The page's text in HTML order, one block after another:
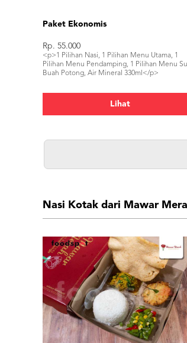
Paket Ekonomis
Rp. 55.000
<p>1 Pilihan Nasi, 1 Pilihan Menu Utama, 1
Pilihan Menu Pendamping, 1 Pilihan Menu
Buah Potong, Air Mineral 330ml</p>
Lihat
Nasi Kotak dari Mawar